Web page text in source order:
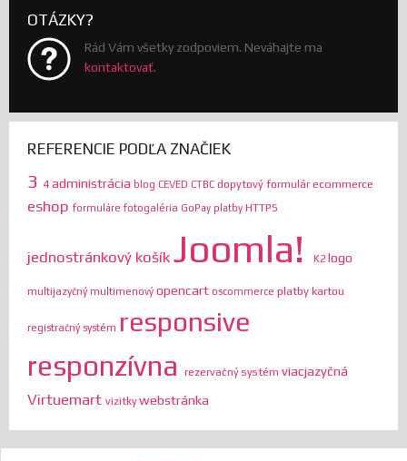
OTÁZKY?
Rád Vám všetky zodpoviem. Neváhajte ma
kontaktovať.
REFERENCIE PODĽA ZNAČIEK
3 4 administrácia blog CEVED CTBC dopytový formulár ecommerce
eshopformulárefotogaléria GoPay platby HTTPS
jednostránkový košík Joomla! K2 logo
multijazyčný multimenový opencart oscommerce platby kartou
registračný systém responsive
responzívna rezervačný systém viacjazyčná
Virtuemart vizitkywebstránka